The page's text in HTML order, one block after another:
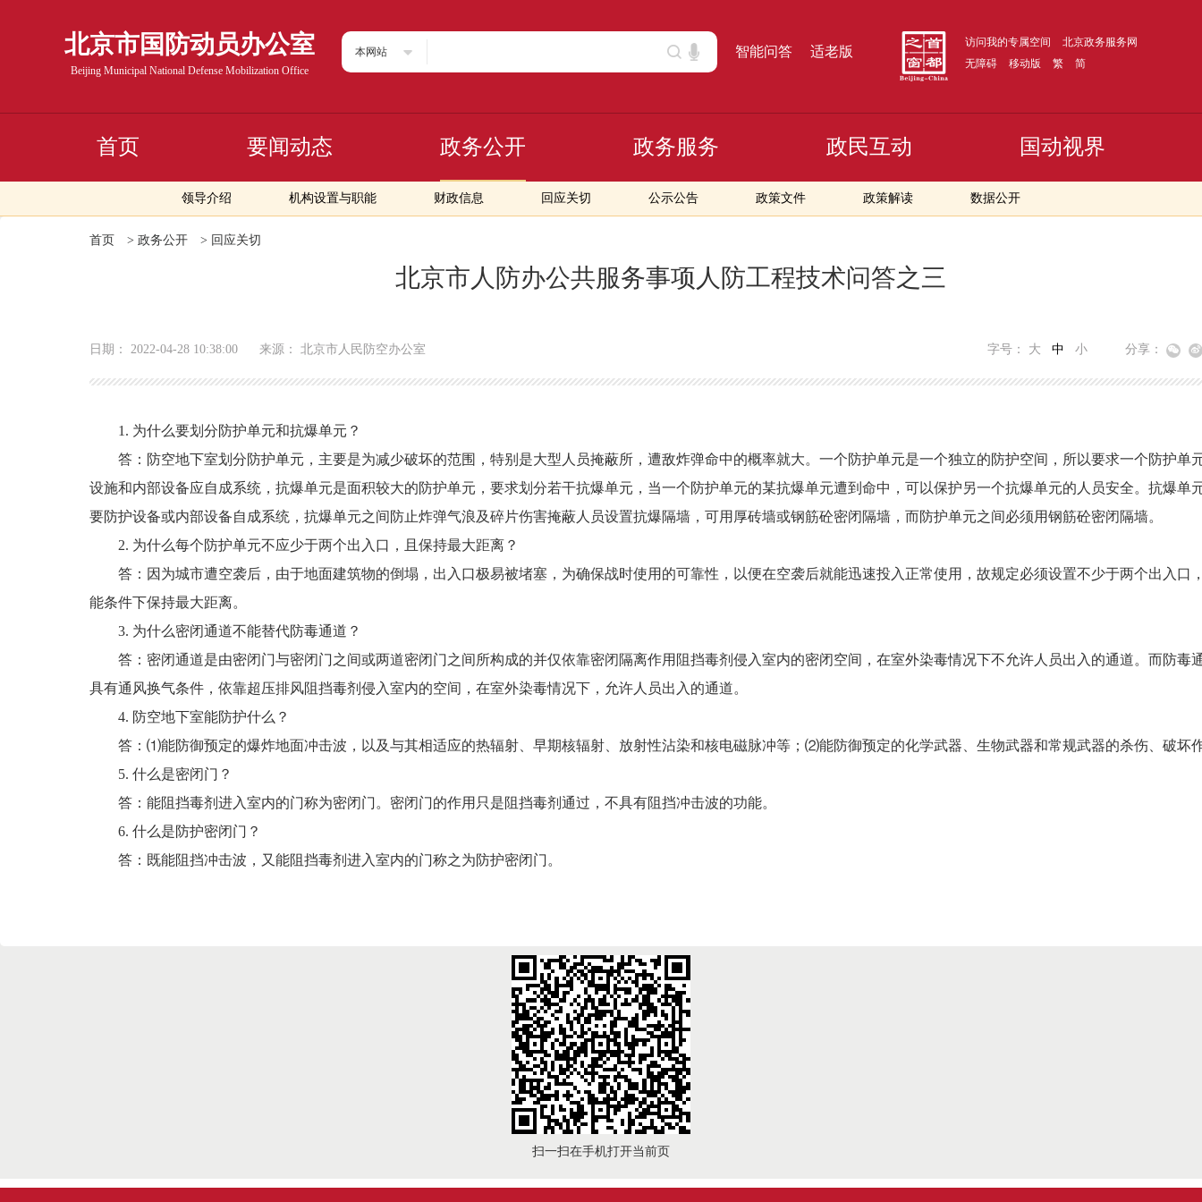
北京市国防动员办公室
Beijing Municipal National Defense Mobilization Office
本网站 智能问答 适老版
访问我的专属空间
北京政务服务网
无障碍
移动版 繁 简
首页 要闻动态 政务公开
领导介绍 机构设置与职能 财政信息 回应关切 公示公告 政策文件 政策解读 数据公开
政务服务 政民互动 国动视界
首页 > 政务公开 > 回应关切
北京市人防办公共服务事项人防工程技术问答之三
日期： 2022-04-28 10:38:00 来源： 北京市人民防空办公室 字号： 大 中 小 分享：
1. 为什么要划分防护单元和抗爆单元？
答：防空地下室划分防护单元，主要是为减少破坏的范围，特别是大型人员掩蔽所，遭敌炸弹命中的概率就大。一个防护单元是一个独立的防护空间，所以要求一个防护单
设施和内部设备应自成系统，抗爆单元是面积较大的防护单元，要求划分若干抗爆单元，当一个防护单元的某抗爆单元遭到命中，可以保护另一个抗爆单元的人员安全。抗爆单
要防护设备或内部设备自成系统，抗爆单元之间防止炸弹气浪及碎片伤害掩蔽人员设置抗爆隔墙，可用厚砖墙或钢筋砼密闭隔墙，而防护单元之间必须用钢筋砼密闭隔墙。
2. 为什么每个防护单元不应少于两个出入口，且保持最大距离？
答：因为城市遭空袭后，由于地面建筑物的倒塌，出入口极易被堵塞，为确保战时使用的可靠性，以便在空袭后就能迅速投入正常使用，故规定必须设置不少于两个出入口
能条件下保持最大距离。
3. 为什么密闭通道不能替代防毒通道？
答：密闭通道是由密闭门与密闭门之间或两道密闭门之间所构成的并仅依靠密闭隔离作用阻挡毒剂侵入室内的密闭空间，在室外染毒情况下不允许人员出入的通道。而防毒
具有通风换气条件，依靠超压排风阻挡毒剂侵入室内的空间，在室外染毒情况下，允许人员出入的通道。
4. 防空地下室能防护什么？
答：⑴能防御预定的爆炸地面冲击波，以及与其相适应的热辐射、早期核辐射、放射性沾染和核电磁脉冲等；⑵能防御预定的化学武器、生物武器和常规武器的杀伤、破坏
5. 什么是密闭门？
答：能阻挡毒剂进入室内的门称为密闭门。密闭门的作用只是阻挡毒剂通过，不具有阻挡冲击波的功能。
6. 什么是防护密闭门？
答：既能阻挡冲击波，又能阻挡毒剂进入室内的门称之为防护密闭门。
扫一扫在手机打开当前页